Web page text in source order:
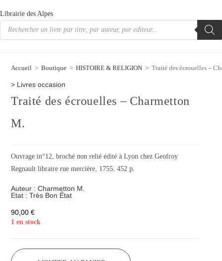
Librairie des Alpes
Accueil > Boutique > HISTOIRE & RELIGION > Traité des écrouelles –
> Livres occasion
Traité des écrouelles – Charmetton
M.
Ouvrage in°12, broché non relié édité à Lyon chez Geofroy
Regnault libraire rue mercière, 1755. 452 p.
Auteur :Charmetton M.
Etat :Très Bon État
90,00€
1 en stock